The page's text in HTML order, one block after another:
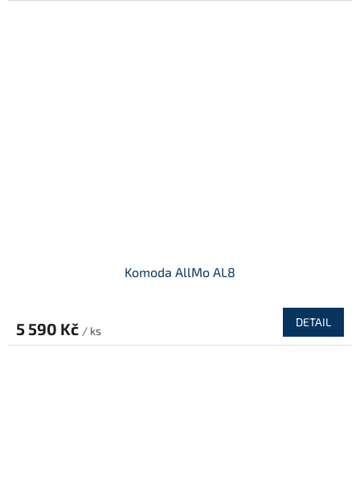
Komoda AllMo AL8
5 590 Kč / ks
DETAIL